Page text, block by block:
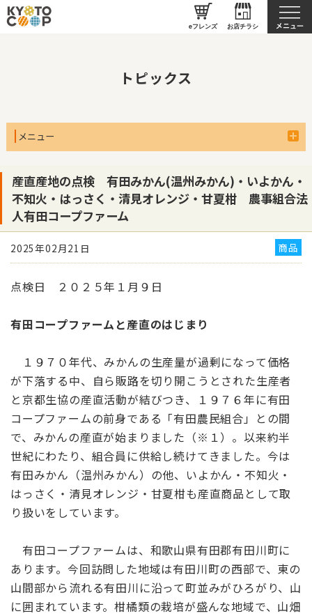
eフレンズ お店チラシ
京都生協について
トピックス
メニュー
産直産地の点検 有田みかん(温州みかん)・いよかん・
不知火・はっさく・清見オレンジ・甘夏柑 農事組合法
人有田コープファーム
2025年02月21日 商品
点検日 ２０２５年１月９日
有田コープファームと産直のはじまり
１９７０年代、みかんの生産量が過剰になって価格
が下落する中、自ら販路を切り開こうとされた生産者
と京都生協の産直活動が結びつき、１９７６年に有田
コープファームの前身である「有田農民組合」との間
で、みかんの産直が始まりました（※１）。以来約半
世紀にわたり、組合員に供給し続けてきました。今は
有田みかん（温州みかん）の他、いよかん・不知火・
はっさく・清見オレンジ・甘夏柑も産直商品として取
り扱いをしています。
有田コープファームは、和歌山県有田郡有田川町に
あります。今回訪問した地域は有田川町の西部で、東の
山間部から流れる有田川に沿って町並みがひろがり、山
に囲まれています。柑橘類の栽培が盛んな地域で、山畑